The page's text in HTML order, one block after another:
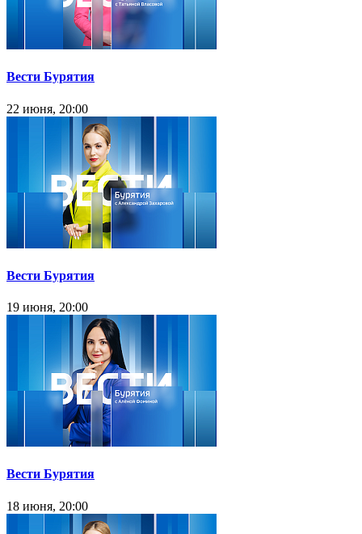
Вести Бурятия
22 июня, 20:00
Вести Бурятия
19 июня, 20:00
Вести Бурятия
18 июня, 20:00